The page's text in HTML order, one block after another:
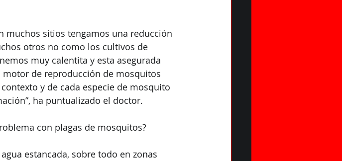
muchos sitios tengamos una reducción
otros no como los cultivos de
muy calentita y esta asegurada
de reproducción de mosquitos
y de cada especie de mosquito
ha puntualizado el doctor.
con plagas de mosquitos?
estancada, sobre todo en zonas